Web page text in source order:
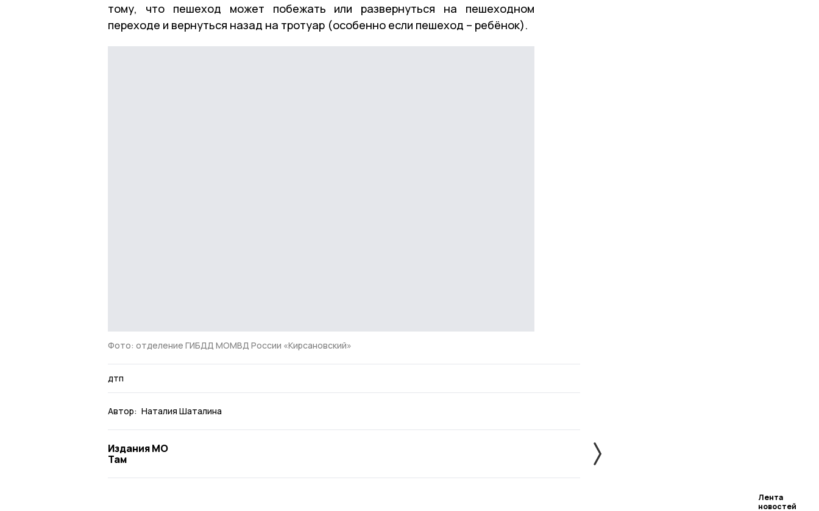
Лента
новостей
тому, что пешеход может побежать или развернуться на пешеходном
переходе и вернуться назад на тротуар (особенно если пешеход – ребёнок).
Фото: отделение ГИБДД МОМВД России «Кирсановский»
дтп
Автор: Наталия Шаталина
Издания МО
Там